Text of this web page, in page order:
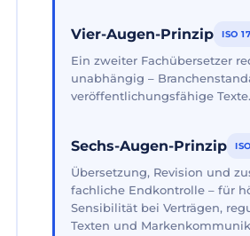
Vier-Augen-Prinzip ISO
Ein zweiter Fachübersetzer
unabhängig –
veröffentlichungsfähige Texte.
Sechs-Augen-Prinzip
Übersetzung, Revision und
fachliche Endkontrolle – für
Sensibilität bei Verträgen,
Texten und